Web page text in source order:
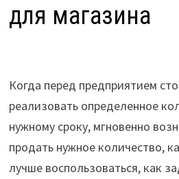
для магазина
Когда перед предприятием
реализовать определенное
нужному сроку, мгновенно
продать нужное количество,
лучше воспользоваться, как